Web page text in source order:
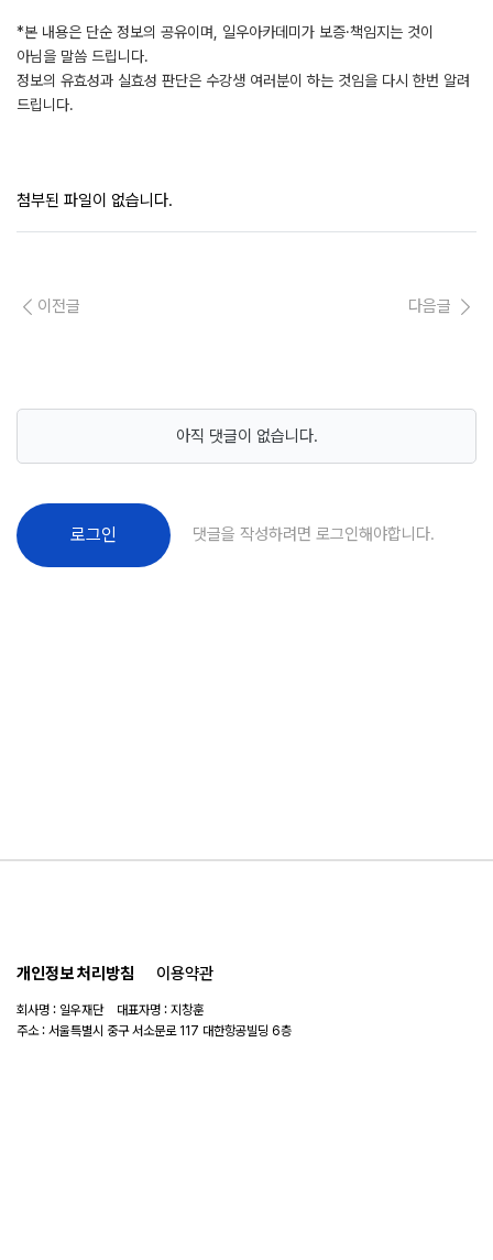
*본 내용은 단순 정보의 공유이며, 일우아카데미가 보증·책임지는 것이
아님을 말씀 드립니다.
정보의 유효성과 실효성 판단은 수강생 여러분이 하는 것임을 다시 한번 알려
드립니다.
첨부된 파일이 없습니다.
이전글 다음글
아직 댓글이 없습니다.
로그인 댓글을 작성하려면 로그인해야합니다.
개인정보 처리방침 이용약관
회사명 : 일우재단 대표자명 : 지창훈
주소 : 서울특별시 중구 서소문로 117 대한항공빌딩 6층